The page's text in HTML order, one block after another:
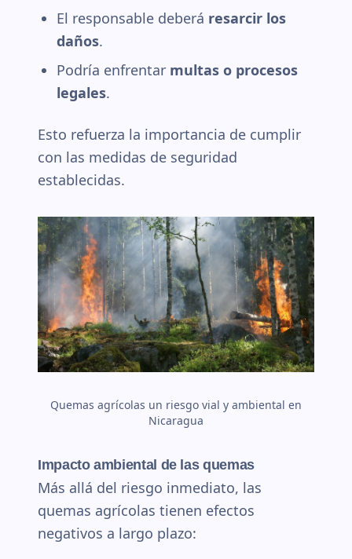
El responsable deberá resarcir los
daños.
Podría enfrentar multas o procesos
legales.
Esto refuerza la importancia de cumplir
con las medidas de seguridad
establecidas.
Quemas agrícolas un riesgo vial y ambiental en
Nicaragua
Impacto ambiental de las quemas
Más allá del riesgo inmediato, las
quemas agrícolas tienen efectos
negativos a largo plazo: